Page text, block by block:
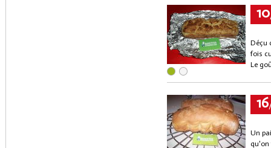
10
Déçu
fois
Le
16
Un
qu'on